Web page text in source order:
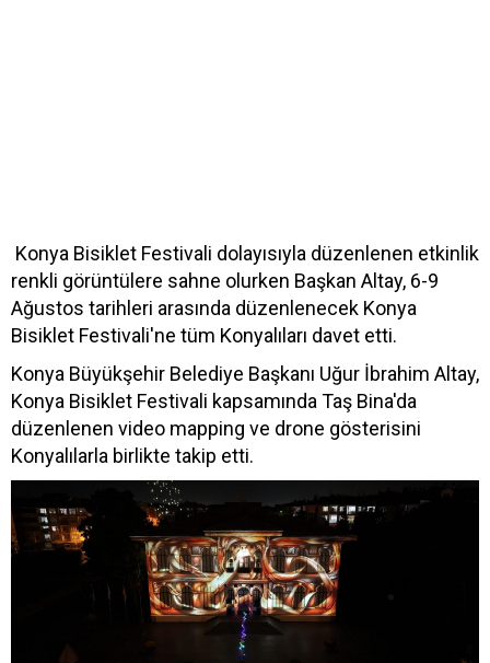
Konya Bisiklet Festivali dolayısıyla düzenlenen etkinlik
renkli görüntülere sahne olurken Başkan Altay, 6-9
Ağustos tarihleri arasında düzenlenecek Konya
Bisiklet Festivali'ne tüm Konyalıları davet etti.
Konya Büyükşehir Belediye Başkanı Uğur İbrahim Altay,
Konya Bisiklet Festivali kapsamında Taş Bina'da
düzenlenen video mapping ve drone gösterisini
Konyalılarla birlikte takip etti.